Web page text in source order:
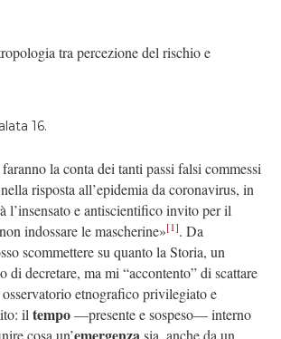
tra percezione del rischio e
16.
la conta dei tanti passi falsi commessi
risposta all’epidemia da coronavirus, in
l’insensato e antiscientifico invito per il
indossare le mascherine»[1]. Da
scommettere su quanto la Storia, un
di decretare, ma mi “accontento” di scattare
osservatorio etnografico privilegiato e
il tempo—presente e sospeso— interno
cosa un’emergenzasia, anche da un